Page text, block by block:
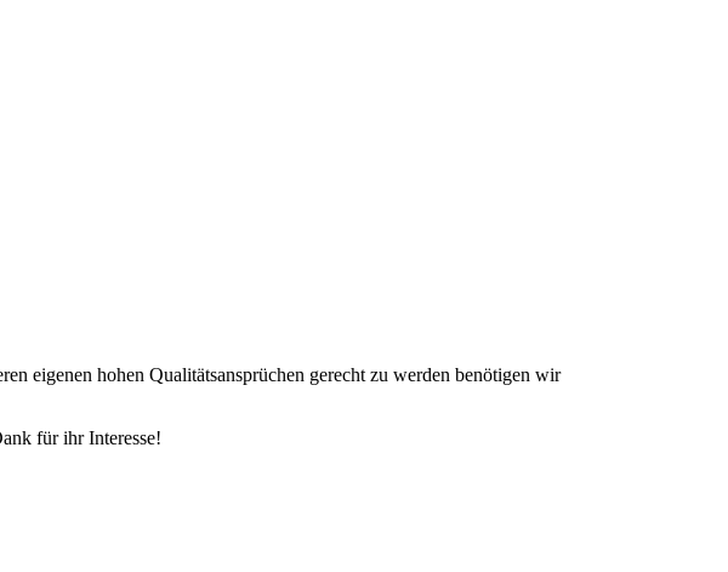
eigenen hohen Qualitätsansprüchen gerecht zu werden benötigen wir
für ihr Interesse!